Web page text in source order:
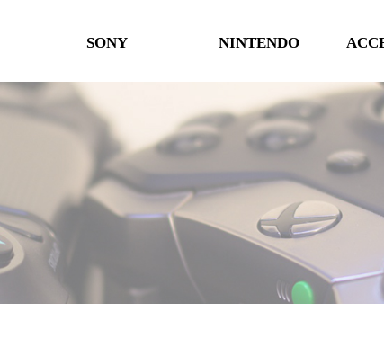
SONY
타이틀
악세사리
NINTENDO
타이틀
악세사리